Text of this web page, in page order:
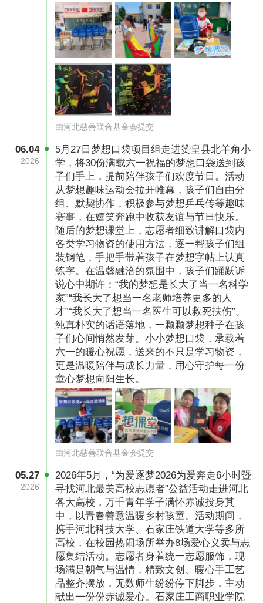
（图片已授权）
此外，我们定期组织志愿者以“贴心妈妈”的身份
深入学校，与孩子们建立亲密的沟通与联系，关
心他们的身心健康与安全，并采取有效措施防范
校园欺凌等问题。同时，我们还积极邀请名企创
始人、合伙人等社会精英，与孩子们分享他们的
观。
（图片已授权）
梦想运动会 激发孩子们勇敢追梦
为了激发孩子们的积极参与热情，而非仅仅将他
们视为受助对象，我们精心策划了“梦想运动
会”环节。通过“梦想口袋跳”、“梦想乒乓传”及“梦
想接力棒”等充满乐趣和挑战的游戏，孩子们可以
在欢笑中运用智慧与努力，赢得属于他们的梦想
口袋。这一活动不仅让孩子们在轻松愉快的氛围
中体验公益的快乐，更希望他们在互动中明白，
在追寻梦想的道路上，勇于面对挫折、积极克服
困难和挑战是成长的重要一环。鼓励他们勇往直
前，不断向自己的梦想迈进。
由河北慈善联合基金会提交
06.04
2026
5月27日梦想口袋项目组走进赞皇县北羊角小
学，将30份满载六一祝福的梦想口袋送到孩
子们手上，提前陪伴孩子们欢度节日。活动
从梦想趣味运动会拉开帷幕，孩子们自由分
组、默契协作，积极参与梦想乒乓传等趣味
赛事，在嬉笑奔跑中收获友谊与节日快乐。
随后的梦想课堂上，志愿者细致讲解口袋内
各类学习物资的使用方法，逐一帮孩子们组
装钢笔，手把手带着孩子在梦想字帖上认真
练字。在温馨融洽的氛围中，孩子们踊跃诉
说心中期许：“我的梦想是长大了当一名科学
家”“我长大了想当一名老师培养更多的人
才”“我长大了想当一名医生可以救死扶伤”。
纯真朴实的话语落地，一颗颗梦想种子在孩
子们心间悄然发芽。小小梦想口袋，承载着
六一的暖心祝愿，送来的不只是学习物资，
更是温暖陪伴与成长力量，用心守护每一份
童心梦想向阳生长。
由河北慈善联合基金会提交
05.27
2026
2026年5月，“为爱逐梦2026为爱奔走6小时暨
寻找河北最美高校志愿者”公益活动走进河北
各大高校，万千青年学子满怀赤诚投身其
中，以青春善意温暖乡村孩童。活动期间，
携手河北科技大学、石家庄铁道大学等多所
高校，在校园热闹场所举办8场爱心义卖与志
愿集结活动。志愿者身着统一志愿服饰，现
场满是朝气与温情，精致文创、暖心手工艺
品整齐摆放，无数师生纷纷停下脚步，主动
献出一份份赤诚爱心。石家庄工商职业学院